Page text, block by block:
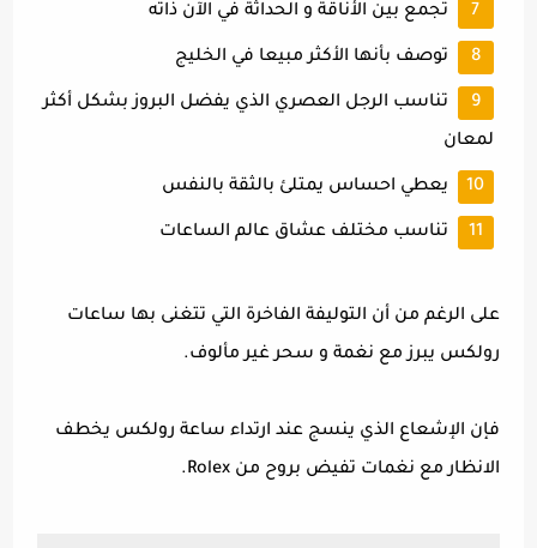
تجمع بين الأناقة و الحداثة في الآن ذاته
توصف بأنها الأكثر مبيعا في الخليج
تناسب الرجل العصري الذي يفضل البروز بشكل أكثر
لمعان
يعطي احساس يمتلئ بالثقة بالنفس
تناسب مختلف عشاق عالم الساعات
على الرغم من أن التوليفة الفاخرة التي تتغنى بها ساعات
رولكس يبرز مع نغمة و سحر غير مألوف.
فإن الإشعاع الذي ينسج عند ارتداء ساعة رولكس يخطف
الانظار مع نغمات تفيض بروح من Rolex.